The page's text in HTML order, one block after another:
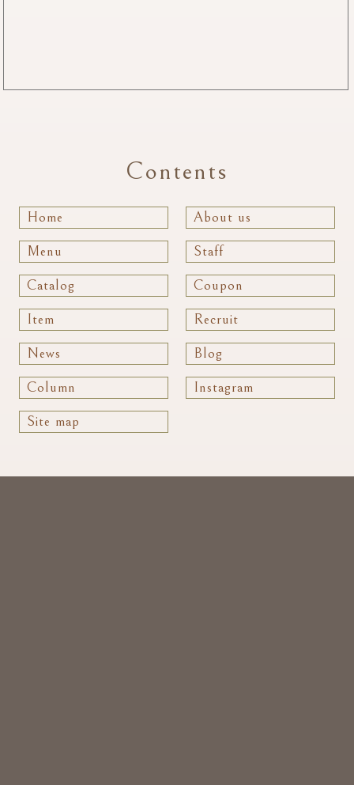
Contents
Home About us
Menu Staff
Catalog Coupon
Item Recruit
News Blog
Column Instagram
Site map